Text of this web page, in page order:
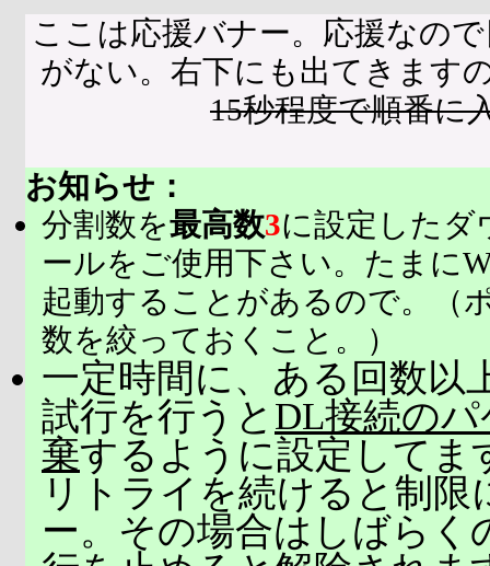
ここは応援バナー。応援なの
がない。右下にも出てきます
15秒程度で順番に
お知らせ：
分割数を最高数3に設定したダ
ールをご使用下さい。たまに
起動することがあるので。（
数を絞っておくこと。）
一定時間に、ある回数以
試行を行うと DL接続の
棄するように設定してま
リトライを続けると制限
ー。その場合はしばらく